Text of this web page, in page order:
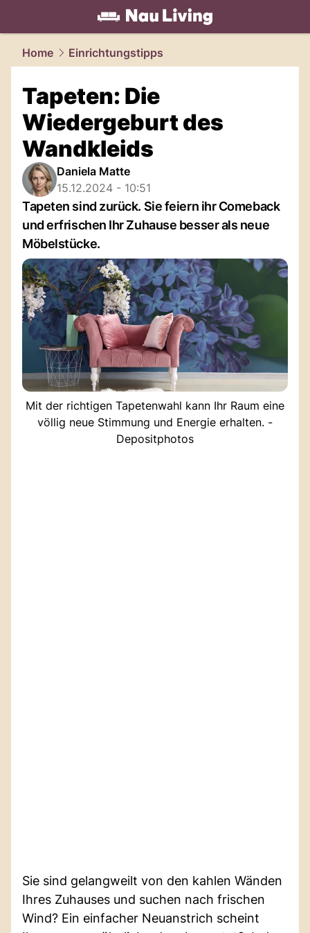
living.NAU.ch
Home Einrichtungstipps
Tapeten: Die
Wiedergeburt des
Wandkleids
Daniela Matte
15.12.2024 - 10:51
Tapeten sind zurück. Sie feiern ihr Comeback
und erfrischen Ihr Zuhause besser als neue
Möbelstücke.
Mit der richtigen Tapetenwahl kann Ihr Raum eine
völlig neue Stimmung und Energie erhalten. -
Depositphotos
Sie sind gelangweilt von den kahlen Wänden
Ihres Zuhauses und suchen nach frischen
Wind? Ein einfacher Neuanstrich scheint